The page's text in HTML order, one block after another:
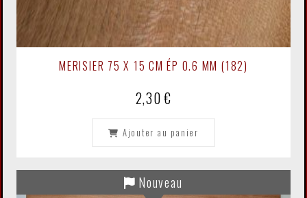
MERISIER 75 X 15 CM ÉP 0.6 MM (182)
2,30€
Ajouter au panier
Nouveau